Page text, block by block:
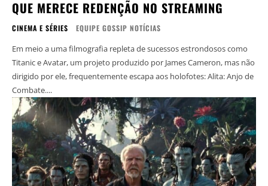
QUE MERECE REDENÇÃO NO STREAMING
CINEMA E SÉRIES EQUIPE GOSSIP NOTÍCIAS
Em meio a uma filmografia repleta de sucessos estrondosos como
Titanic e Avatar, um projeto produzido por James Cameron, mas não
dirigido por ele, frequentemente escapa aos holofotes: Alita: Anjo de
Combate....